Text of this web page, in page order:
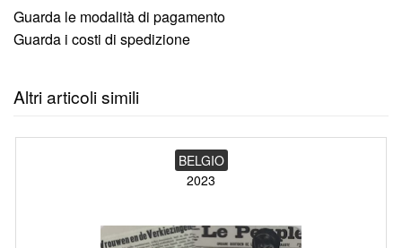
Guarda le modalità di pagamento
Guarda i costi di spedizione
Altri articoli simili
BELGIO
2023